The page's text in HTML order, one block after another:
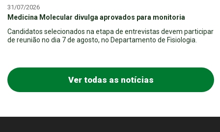
31/07/2026
Medicina Molecular divulga aprovados para monitoria
Candidatos selecionados na etapa de entrevistas devem participar
de reunião no dia 7 de agosto, no Departamento de Fisiologia.
Ver todas as notícias